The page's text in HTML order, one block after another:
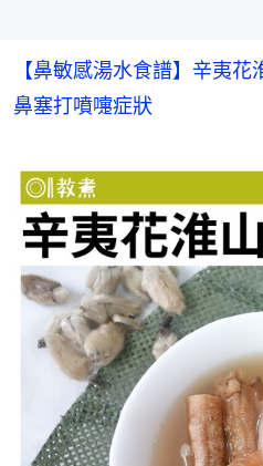
【鼻敏感湯水食譜】辛夷
鼻塞打噴嚏症狀